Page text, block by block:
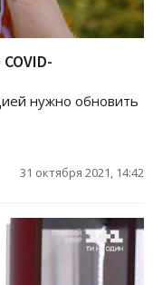
нужно обновить
31 октября 2021, 14:42